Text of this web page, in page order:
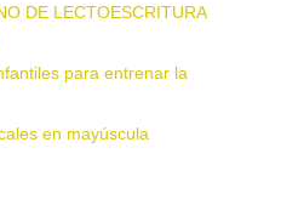
DE LECTOESCRITURA
para entrenar la
en mayúscula